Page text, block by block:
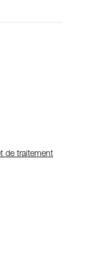
de traitement